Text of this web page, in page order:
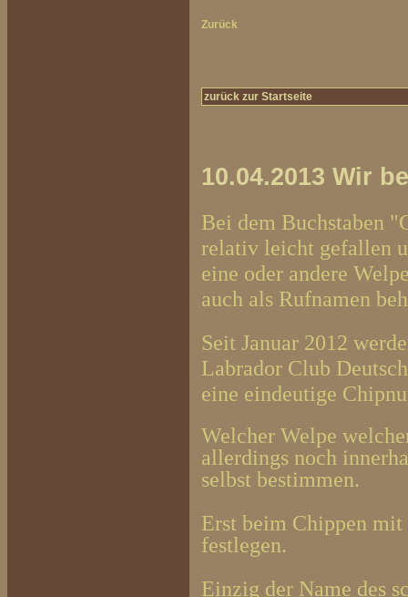
Zurück
zurück zur Startseite
10.04.2013 Wir
Bei dem Buchstaben
relativ leicht gefallen
eine oder andere
auch als Rufnamen
Seit Januar 2012
Labrador Club
eine eindeutige
Welcher Welpe
allerdings noch
selbst bestimmen.
Erst beim Chippen mit
festlegen.
Einzig der Name des